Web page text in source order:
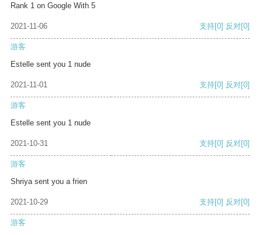
Rank 1 on Google With 5
2021-11-06 支持[0] 反对[0]
游客
Estelle sent you 1 nude
2021-11-01 支持[0] 反对[0]
游客
Estelle sent you 1 nude
2021-10-31 支持[0] 反对[0]
游客
Shriya sent you a frien
2021-10-29 支持[0] 反对[0]
游客